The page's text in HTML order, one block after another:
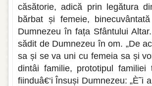
căsătorie, adică prin legătura
bărbat și femeie,
Dumnezeu în fața Sfântului
sădit de Dumnezeu în om. „De
sa și se va uni cu femeia sa și
dintâi familie, prototipul familiei
fiinduâ€‘i Însuși Dumnezeu: